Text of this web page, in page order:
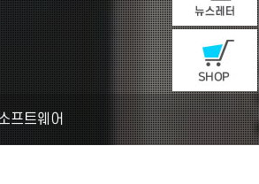
프트웨어